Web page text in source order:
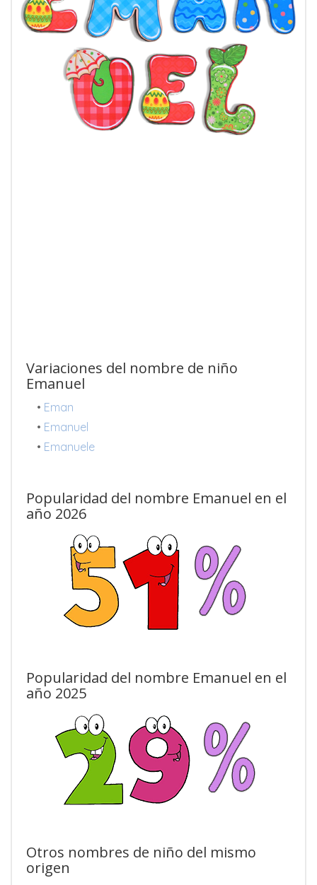
Variaciones del nombre de niño
Emanuel
• Eman
• Emanuel
• Emanuele
Popularidad del nombre Emanuel en el
año 2026
Popularidad del nombre Emanuel en el
año 2025
Otros nombres de niño del mismo
origen